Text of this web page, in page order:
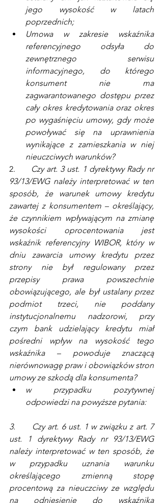
jego wysokość w latach
poprzednich;
Umowa w zakresie wskaźnika
referencyjnego odsyła do
zewnętrznego serwisu
informacyjnego, do którego
konsument nie ma
zagwarantowanego dostępu przez
cały okres kredytowania oraz okres
po wygaśnięciu umowy, gdy może
powoływać się na uprawnienia
wynikające z zamieszkania w niej
nieuczciwych warunków?
2.
Czy art. 3 ust. 1 dyrektywy Rady nr
93/13/EWG należy interpretować w ten
sposób, że warunek umowy kredytu
zawartej z konsumentem – określający,
że czynnikiem wpływającym na zmianę
wysokości oprocentowania jest
wskaźnik referencyjny WIBOR, który w
dniu zawarcia umowy kredytu przez
strony nie był regulowany przez
przepisy prawa powszechnie
obowiązującego, ale był ustalany przez
podmiot trzeci, nie poddany
instytucjonalnemu nadzorowi, przy
czym bank udzielający kredytu miał
pośredni wpływ na wysokość tego
wskaźnika – powoduje znaczącą
nierównowagę praw i obowiązków stron
umowy ze szkodą dla konsumenta?
w przypadku pozytywnej
odpowiedzi na powyższe pytania:
3.      Czy art. 6 ust. 1 w związku z art. 7
ust. 1 dyrektywy Rady nr 93/13/EWG
należy interpretować w ten sposób, że
w przypadku uznania warunku
określającego zmienną stopę
procentową za nieuczciwy ze względu
na odniesienie do wskaźnika